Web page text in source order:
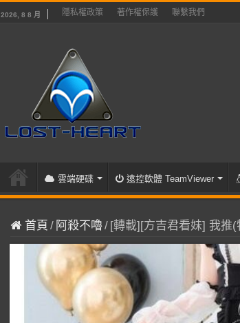
2026, 8 8 月 隱私權政策 著作權保護 聯繫我們
雲端硬碟 遠控軟體 TeamViewer
首頁 / 阿殺不嚕/ [轉載][方吉君看妹] 我推